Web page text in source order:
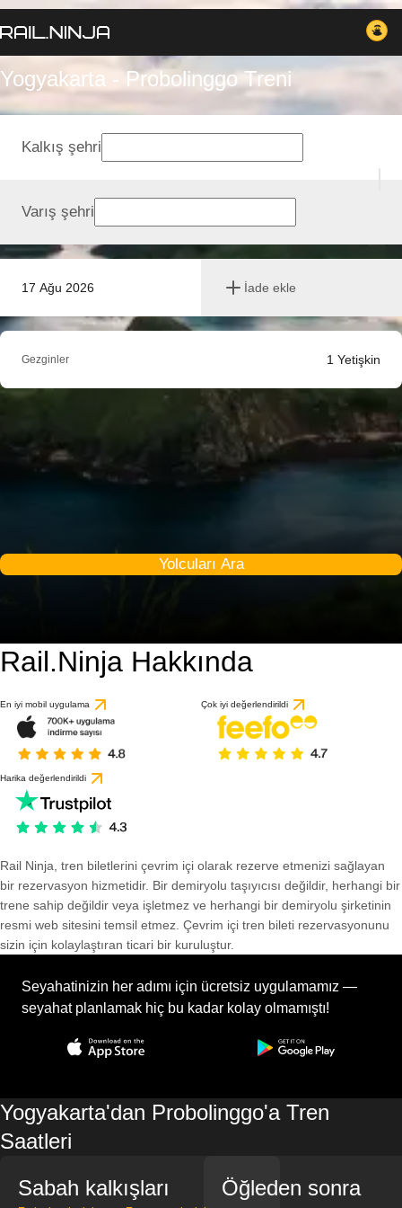
Yogyakarta - Probolinggo Treni
17 Ağu 2026 İade ekle
Kalkış şehri
Varış şehri
Gezginler 1 Yetişkin
Yolcuları Ara
Rail.Ninja Hakkında
En iyi mobil uygulama Çok iyi değerlendirildi
Harika değerlendirildi
Rail Ninja, tren biletlerini çevrim içi olarak rezerve etmenizi sağlayan
bir rezervasyon hizmetidir. Bir demiryolu taşıyıcısı değildir, herhangi bir
trene sahip değildir veya işletmez ve herhangi bir demiryolu şirketinin
resmi web sitesini temsil etmez. Çevrim içi tren bileti rezervasyonunu
sizin için kolaylaştıran ticari bir kuruluştur.
Seyahatinizin her adımı için ücretsiz uygulamamız —
seyahat planlamak hiç bu kadar kolay olmamıştı!
Yogyakarta'dan Probolinggo'a Tren
Saatleri
Sabah kalkışları
Öğleden sonra